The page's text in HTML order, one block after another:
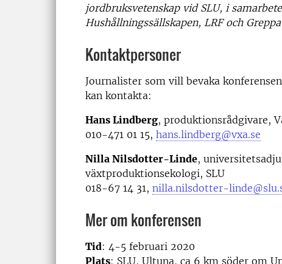
jordbruksvetenskap vid SLU, i
Hushållningssällskapen, LRF och
Kontaktpersoner
Journalister som vill bevaka
kan kontakta:
Hans Lindberg, produktionsrådgivare,
010-471 01 15, hans.lindberg@vxa.se
Nilla Nilsdotter-Linde,
växtproduktionsekologi, SLU
018-67 14 31, nilla.nilsdotter-
Mer om konferensen
Tid: 4-5 februari 2020
Plats: SLU, Ultuna, ca 6 km söder om